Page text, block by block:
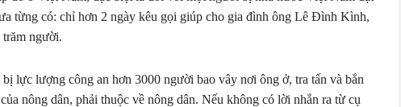
từng có: chỉ hơn 2 ngày kêu gọi giúp cho gia đình ông Lê Đình Kình,
người.
lực lượng công an hơn 3000 người bao vây nơi ông ở, tra tấn và bắn
nông dân, phải thuộc về nông dân. Nếu không có lời nhắn ra từ cụ